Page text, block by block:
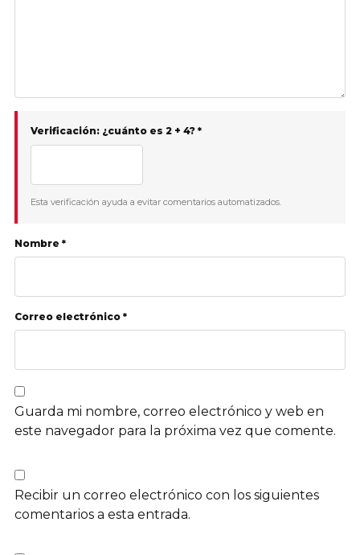
Verificación: ¿cuánto es 2 + 4? *
Esta verificación ayuda a evitar comentarios automatizados.
Nombre *
Correo electrónico *
Guarda mi nombre, correo electrónico y web en
este navegador para la próxima vez que comente.
Recibir un correo electrónico con los siguientes
comentarios a esta entrada.